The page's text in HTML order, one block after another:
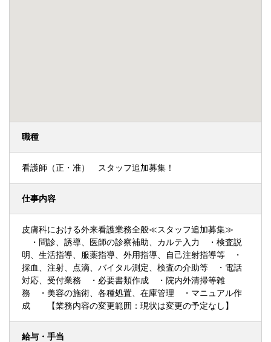
職種
看護師（正・准） スタッフ追加募集！
仕事内容
皮膚科における外来看護業務全般≪スタッフ追加募集≫
・問診、誘導、医師の診察補助、カルテ入力 ・検査説
明、生活指導、服薬指導、外用指導、自己注射指導等 ・
採血、注射、点滴、バイタル測定、検査の介助等 ・電話
対応、受付業務 ・必要書類作成 ・院内外清掃等雑
務 ・美容の施術、各種処置、在庫管理 ・マニュアル作
成 【業務内容の変更範囲：現状は変更の予定なし】
給与・手当